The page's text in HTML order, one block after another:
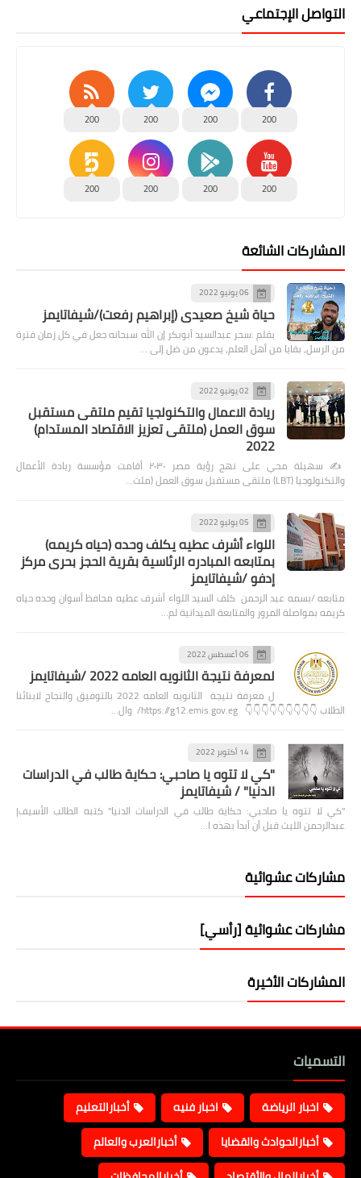
التواصل الإجتماعي
200
200
200
200
200
200
200
200
المشاركات الشائعة
06 يونيو 2022
حياة شيخ صعيدى (إبراهيم رفعت)/شيفاتايمز
بقلم :سحر عبدالسيد أبوبكر إن الله سبحانه جعل في كل زمان فترة
من الرسل، بقايا من أهل العلم، يدعون من ضل إلى …
02 يونيو 2022
ريادة الاعمال والتكنولجيا تقيم ملتقى مستقبل
سوق العمل (ملتقى تعزيز الاقتصاد المستدام)
2022
✍️ سهيلة محي على نهج رؤية مصر ٢٠٣٠ أقامت مؤسسة ريادة الأعمال
والتكنولوجيا (LBT) ملتقى مستقبل سوق العمل (ملت…
05 يوليو 2022
اللواء أشرف عطيه يكلف وحده (حياه كريمه)
بمتابعه المبادره الرئاسية بقرية الحجز بحرى مركز
إدفو /شيفاتايمز
متابعه /بسمه عبد الرحمن كلف السيد اللواء أشرف عطيه محافظ أسوان وحده حياه
كريمه بمواصلة المرور والمتابعة الميدانية لم…
06 أغسطس 2022
لمعرفة نتيجة الثانويه العامه 2022 /شيفاتايمز
ل معرفة نتيجة الثانويه العامه 2022 بالتوفيق والنجاح لابنائنا
الطلاب 👇👇👇👇👇👇👇👇👇 https://g12.emis.gov.eg/ وال…
14 أكتوبر 2022
"كي لا تتوه يا صاحبي: حكاية طالب في الدراسات
الدنيا" / شيفاتايمز
"كي لا تتوه يا صاحبي: حكاية طالب في الدراسات الدنيا" كتبه الطالب الأسيف|
عبدالرحمن الليث قبل أن أبدأ بهذه ا…
مشاركات عشوائية
مشاركات عشوائية [رأسي]
المشاركات الأخيرة
التسميات
اخبار الرياضة اخبار فنيه
أخبارالتعليم
أخبارالحوادث والقضايا
أخبارالعرب والعالم